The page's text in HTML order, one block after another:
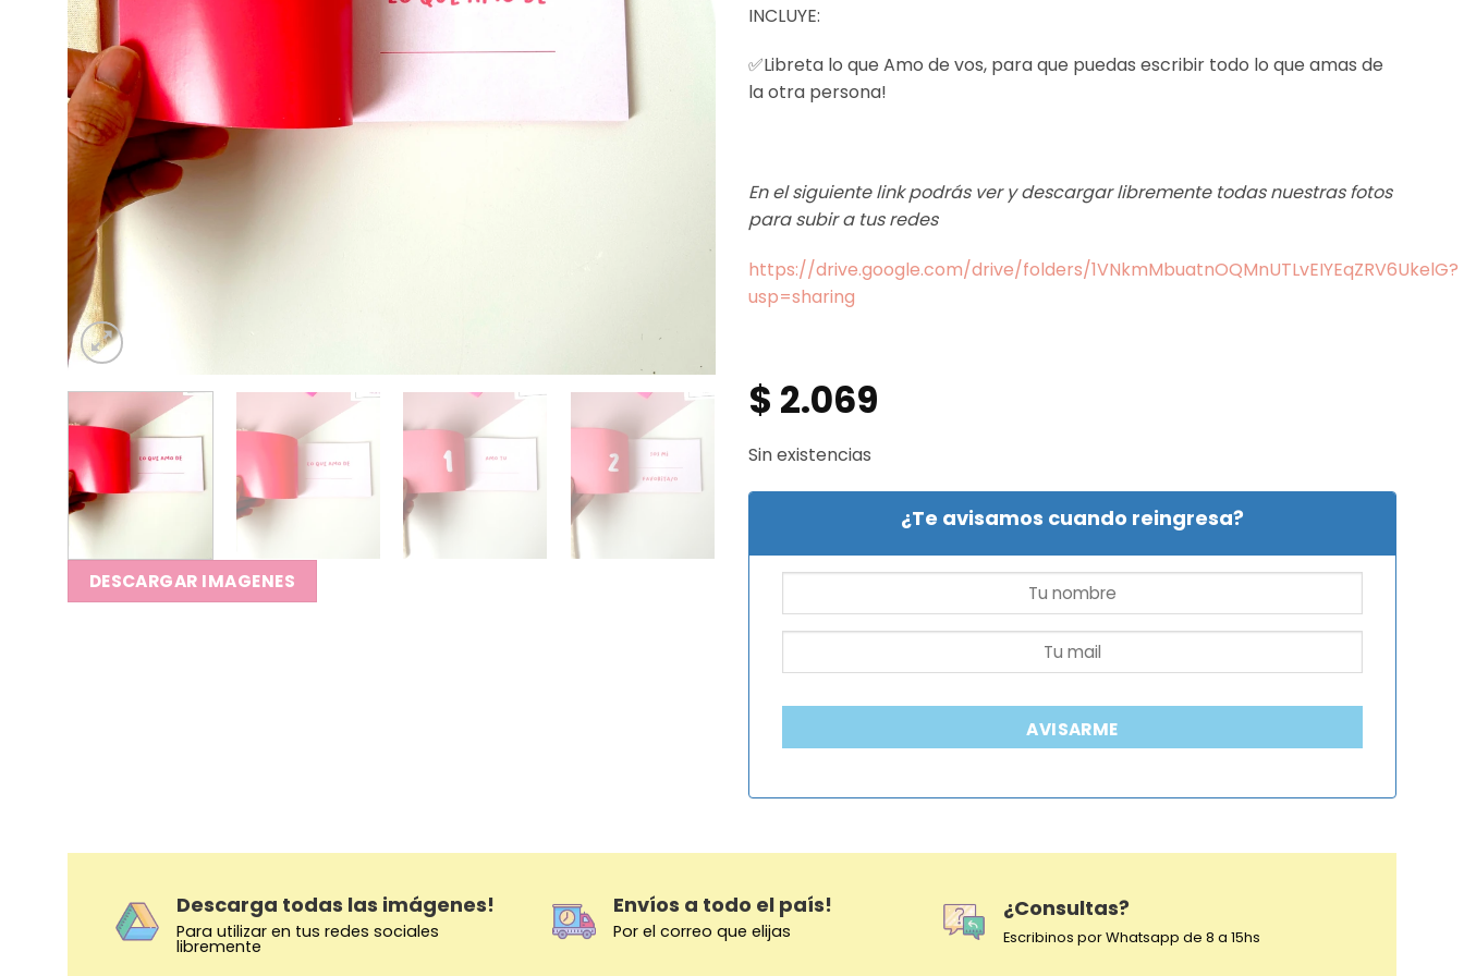
DESCARGAR IMAGENES
INCLUYE:
✅Libreta lo que Amo de vos, para que puedas escribir todo lo que amas de
la otra persona!
En el siguiente link podrás ver y descargar libremente todas nuestras fotos
para subir a tus redes
https://drive.google.com/drive/folders/1VNkmMbuatnOQMnUTLvEIYEqZRV6UkelG?
usp=sharing
$ 2.069
Sin existencias
¿Te avisamos cuando reingresa?
AVISARME
Descarga todas las imágenes!
Para utilizar en tus redes sociales
libremente
Envíos a todo el país!
Por el correo que elijas
¿Consultas?
Escribinos por Whatsapp de 8 a 15hs